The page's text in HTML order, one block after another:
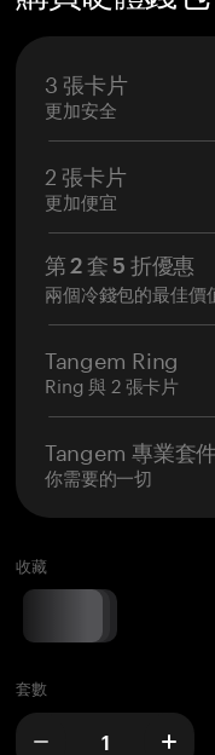
3 張卡片
更加安全
2 張卡片
更加便宜
第 2 套 5 折優惠
兩個冷錢包的最佳價
Tangem Ring
Ring 與 2 張卡片
Tangem 專業套
你需要的一切
收藏
套數